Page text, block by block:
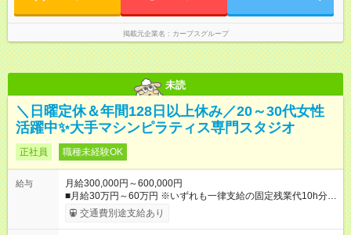
掲載元企業名 カーブスグループ
未読
＼日曜定休＆年間128日以上休み／20～30代女性
活躍中✨大手マシンピラティス専門スタジオ
正社員 職種未経験OK
給与
月給300,000円～600,000円
■月給30万円～60万円 ※いずれも一律支給の固定残業代10h分／
20，120円～を含む。超過分は別途支給。 ※月給・固定残業代
は勤務地により異なりますが、最低賃金以上を保証します。固
交通費別途支給あり